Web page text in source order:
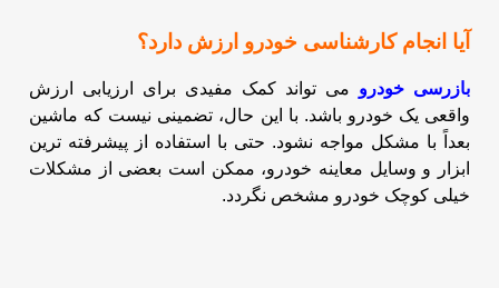
آیا انجام کارشناسی خودرو ارزش دارد؟
بازرسی خودرو می تواند کمک مفیدی برای ارزیابی ارزش
واقعی یک خودرو باشد. با این حال، تضمینی نیست که ماشین
بعداً با مشکل مواجه نشود. حتی با استفاده از پیشرفته ترین
ابزار و وسایل معاینه خودرو، ممکن است بعضی از مشکلات
خیلی کوچک خودرو مشخص نگردد.